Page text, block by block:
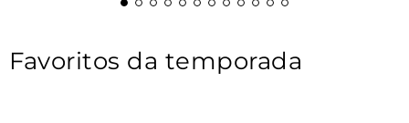
Favoritos da temporada